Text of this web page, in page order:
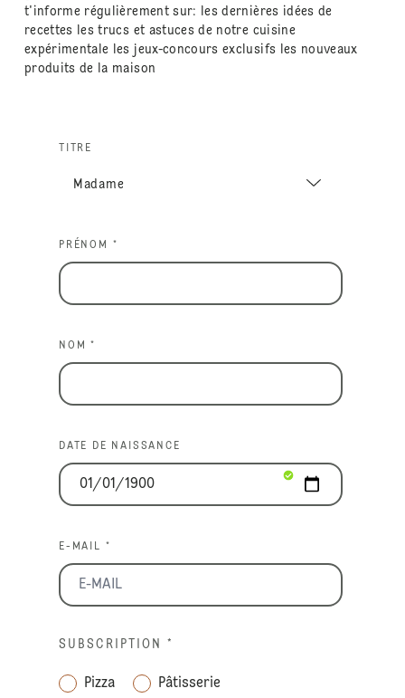
t'informe régulièrement sur: les dernières idées de
recettes les trucs et astuces de notre cuisine
expérimentale les jeux-concours exclusifs les nouveaux
produits de la maison
TITRE
PRÉNOM *
NOM *
DATE DE NAISSANCE
E-MAIL *
SUBSCRIPTION *
Pizza Pâtisserie